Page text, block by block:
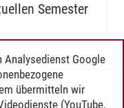
Semester
Analysedienst Google
übermitteln wir
(YouTube,